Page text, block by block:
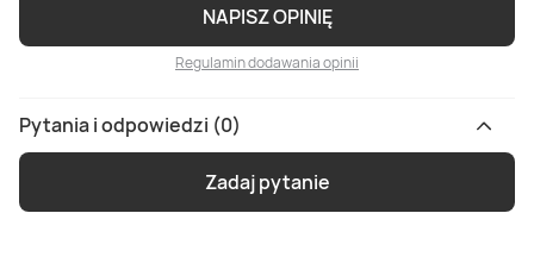
NAPISZ OPINIĘ
Regulamin dodawania opinii
Pytania i odpowiedzi (0)
Zadaj pytanie